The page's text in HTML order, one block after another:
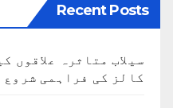
Recent Posts
سیلاب متاثرہ علاقوں
کالز کی فراہمی شروع